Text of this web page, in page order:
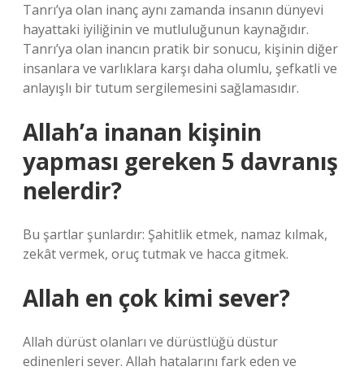
Tanrı’ya olan inanç aynı zamanda insanın dünyevi
hayattaki iyiliğinin ve mutluluğunun kaynağıdır.
Tanrı’ya olan inancın pratik bir sonucu, kişinin diğer
insanlara ve varlıklara karşı daha olumlu, şefkatli ve
anlayışlı bir tutum sergilemesini sağlamasıdır.
Allah’a inanan kişinin
yapması gereken 5 davranış
nelerdir?
Bu şartlar şunlardır: Şahitlik etmek, namaz kılmak,
zekât vermek, oruç tutmak ve hacca gitmek.
Allah en çok kimi sever?
Allah dürüst olanları ve dürüstlüğü düstur
edinenleri sever. Allah hatalarını fark eden ve